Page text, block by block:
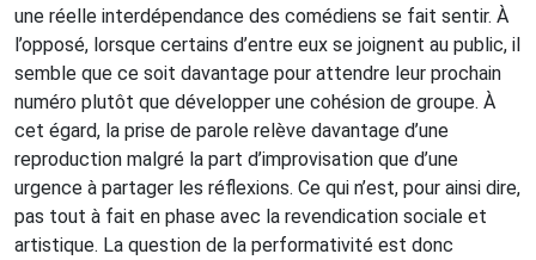
une réelle interdépendance des comédiens se fait sentir. À
l’opposé, lorsque certains d’entre eux se joignent au public, il
semble que ce soit davantage pour attendre leur prochain
numéro plutôt que développer une cohésion de groupe. À
cet égard, la prise de parole relève davantage d’une
reproduction malgré la part d’improvisation que d’une
urgence à partager les réflexions. Ce qui n’est, pour ainsi dire,
pas tout à fait en phase avec la revendication sociale et
artistique. La question de la performativité est donc